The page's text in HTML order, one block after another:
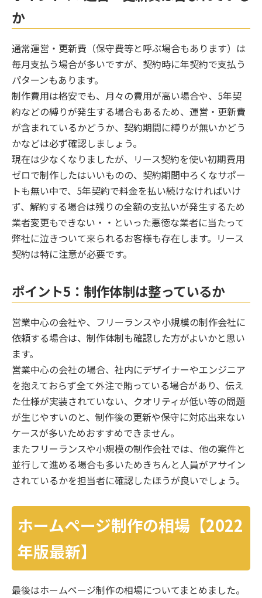
か
通常運営・更新費（保守費等と呼ぶ場合もあります）は
毎月支払う場合が多いですが、契約時に年契約で支払う
パターンもあります。
制作費用は格安でも、月々の費用が高い場合や、5年契
約などの縛りが発生する場合もあるため、運営・更新費
が含まれているかどうか、契約期間に縛りが無いかどう
かなどは必ず確認しましょう。
現在は少なくなりましたが、リース契約を使い初期費用
ゼロで制作したはいいものの、契約期間中ろくなサポー
トも無い中で、5年契約で料金を払い続けなければいけ
ず、解約する場合は残りの全額の支払いが発生するため
業者変更もできない・・といった悪徳な業者に当たって
弊社に泣きついて来られるお客様も存在します。リース
契約は特に注意が必要です。
ポイント5：制作体制は整っているか
営業中心の会社や、フリーランスや小規模の制作会社に
依頼する場合は、制作体制も確認した方がよいかと思い
ます。
営業中心の会社の場合、社内にデザイナーやエンジニア
を抱えておらず全て外注で賄っている場合があり、伝え
た仕様が実装されていない、クオリティが低い等の問題
が生じやすいのと、制作後の更新や保守に対応出来ない
ケースが多いためおすすめできません。
またフリーランスや小規模の制作会社では、他の案件と
並行して進める場合も多いためきちんと人員がアサイン
されているかを担当者に確認したほうが良いでしょう。
ホームページ制作の相場【2022
年版最新】
最後はホームページ制作の相場についてまとめました。